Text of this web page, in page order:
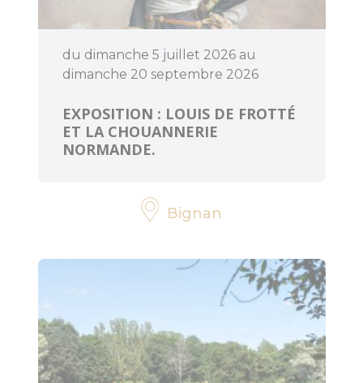
du dimanche 5 juillet 2026 au
dimanche 20 septembre 2026
EXPOSITION : LOUIS DE FROTTÉ
ET LA CHOUANNERIE
NORMANDE.
Bignan